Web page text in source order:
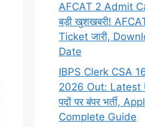
AFCAT 2 Admit
बड़ी खुशखबरी!
Ticket जारी,
Date
IBPS Clerk CSA
2026 Out: Latest
पदों पर बंपर भर्ती,
Complete Guide